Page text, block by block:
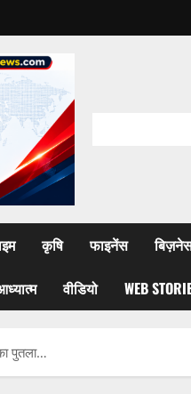
कृषि फाइनेंस
वीडियो WEB
पुतला…